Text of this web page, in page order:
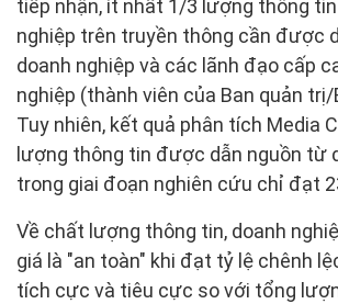
tiếp nhận, ít nhất 1/3 lượng thông
nghiệp trên truyền thông cần được
doanh nghiệp và các lãnh đạo cấp
nghiệp (thành viên của Ban quản
Tuy nhiên, kết quả phân tích Media
lượng thông tin được dẫn nguồn từ
trong giai đoạn nghiên cứu chỉ đạt
Về chất lượng thông tin, doanh
giá là "an toàn" khi đạt tỷ lệ chênh
tích cực và tiêu cực so với tổng